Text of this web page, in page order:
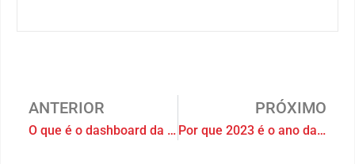
ANTERIOR
O que é o dashboard da Homety e como ele pode te ajudar
PRÓXIMO
Por que 2023 é o ano da Inteligência Artificial?